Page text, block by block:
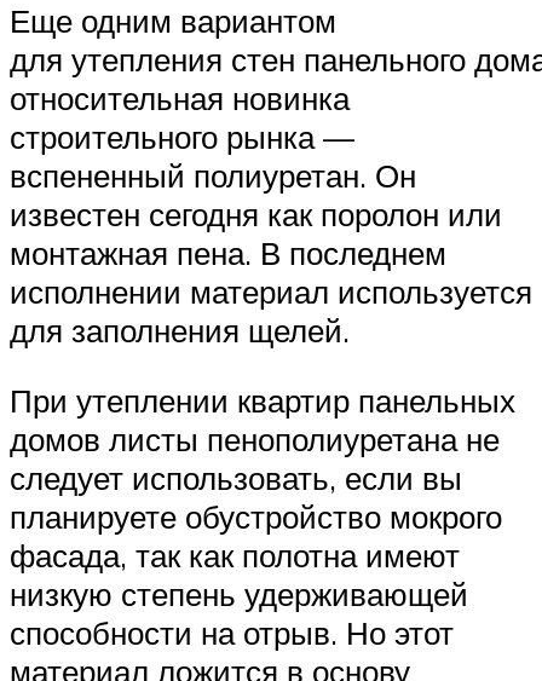
Еще одним вариантом
для утепления стен панельного
относительная новинка
строительного рынка —
вспененный полиуретан. Он
известен сегодня как поролон или
монтажная пена. В последнем
исполнении материал используется
для заполнения щелей.
При утеплении квартир панельных
домов листы пенополиуретана не
следует использовать, если вы
планируете обустройство мокрого
фасада, так как полотна имеют
низкую степень удерживающей
способности на отрыв. Но этот
материал ложится в основу